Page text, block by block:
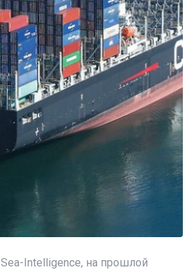
Intelligence, на прошлой